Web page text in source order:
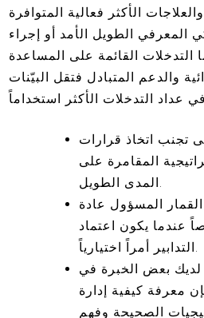
الأكثر فعالية المتوافرة
المعرفي الطويل الأمد أو إجراء
التدخلات القائمة على المساعدة
والدعم المتبادل فتقل البيّنات
تجنب اتخاذ قرارات
المقامرة على
المدى الطويل.
المسؤول عادة
عندما يكون اعتماد
التدابير أمراً اختيارياً.
لديك بعض الخبرة في
معرفة كيفية إدارة
الصحيحة وفهم